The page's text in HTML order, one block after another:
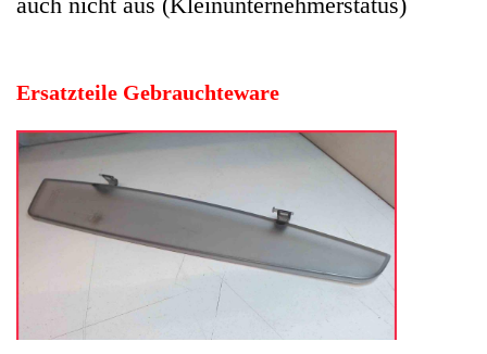
Hersteller: Siemens
Kategorie: Kaffeevollautomat
EAN: 4064816501799
Herstellernummer: 131081
Produktart: Abdeckung Blende Oben Wassertank
Artikelzustand: Gebrauchteware
Abdeckung Blende Oben Wassertank EQ.7 CTES30
TK76009. Original Ersatzteil: Abdeckung Blende Oben